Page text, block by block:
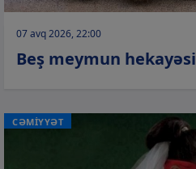
07 avq 2026, 22:00
Beş meymun hekayəsi
CƏMİYYƏT